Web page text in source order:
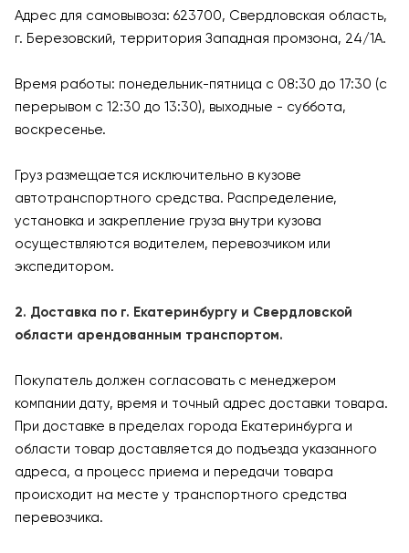
Адрес для самовывоза: 623700, Свердловская область,
г. Березовский, территория Западная промзона, 24/1А.
Время работы: понедельник-пятница с 08:30 до 17:30 (с
перерывом с 12:30 до 13:30), выходные - суббота,
воскресенье.
Груз размещается исключительно в кузове
автотранспортного средства. Распределение,
установка и закрепление груза внутри кузова
осуществляются водителем, перевозчиком или
экспедитором.
2. Доставка по г. Екатеринбургу и Свердловской
области арендованным транспортом.
Покупатель должен согласовать с менеджером
компании дату, время и точный адрес доставки товара.
При доставке в пределах города Екатеринбурга и
области товар доставляется до подъезда указанного
адреса, а процесс приема и передачи товара
происходит на месте у транспортного средства
перевозчика.